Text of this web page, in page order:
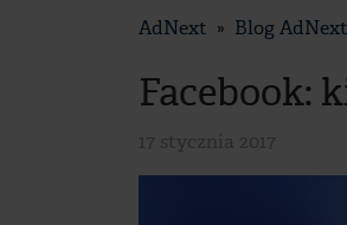
AdNext Blog AdNext
Facebook: